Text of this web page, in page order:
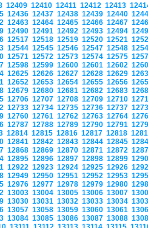
12409 12410 12411 12412 12413
12436 12437 12438 12439 12440
12463 12464 12465 12466 12467
12490 12491 12492 12493 12494
12517 12518 12519 12520 12521
12544 12545 12546 12547 12548
12571 12572 12573 12574 12575
12598 12599 12600 12601 12602
12625 12626 12627 12628 12629
12652 12653 12654 12655 12656
12679 12680 12681 12682 12683
12706 12707 12708 12709 12710
12733 12734 12735 12736 12737
12760 12761 12762 12763 12764
12787 12788 12789 12790 12791
12814 12815 12816 12817 12818
12841 12842 12843 12844 12845
12868 12869 12870 12871 12872
12895 12896 12897 12898 12899
12922 12923 12924 12925 12926
12949 12950 12951 12952 12953
12976 12977 12978 12979 12980
13003 13004 13005 13006 13007
13030 13031 13032 13033 13034
13057 13058 13059 13060 13061
13084 13085 13086 13087 13088